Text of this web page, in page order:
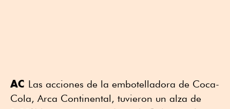
AC Las acciones de la embotelladora de Coca-
Cola, Arca Continental, tuvieron un alza de